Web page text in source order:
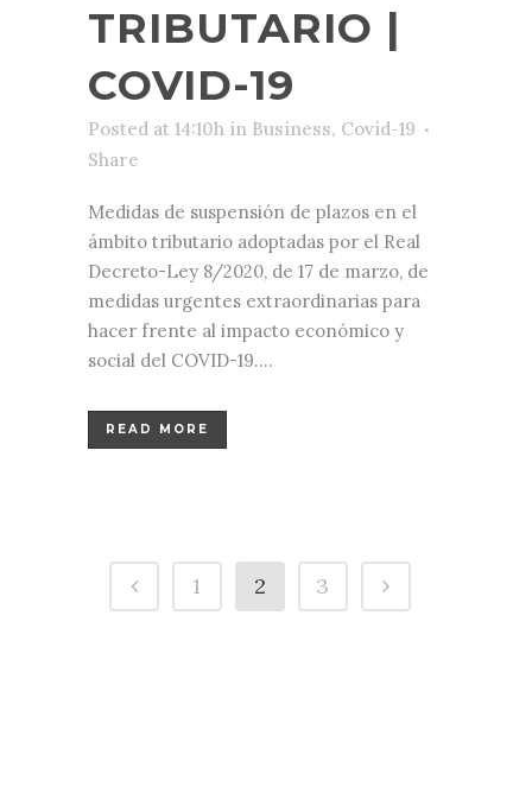
TRIBUTARIO |
COVID-19
Posted at 14:10h in Business, Covid-19
Share
Medidas de suspensión de plazos en el
ámbito tributario adoptadas por el Real
Decreto-Ley 8/2020, de 17 de marzo, de
medidas urgentes extraordinarias para
hacer frente al impacto económico y
social del COVID-19....
READ MORE
1 2 3